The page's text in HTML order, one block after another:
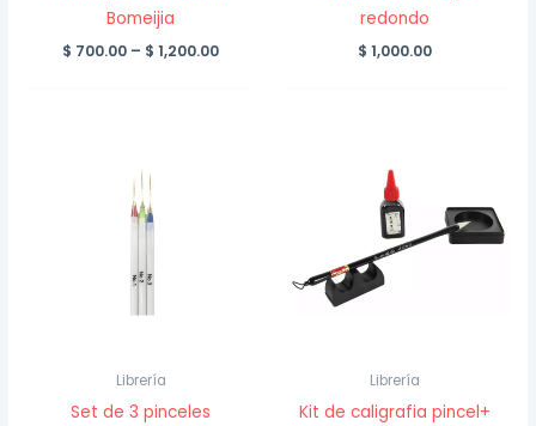
Bomeijia
$ 700.00 – $ 1,200.00Price
redondo
$ 1,000.00
Librería
Set de 3 pinceles
Librería
Kit de caligrafia pincel+